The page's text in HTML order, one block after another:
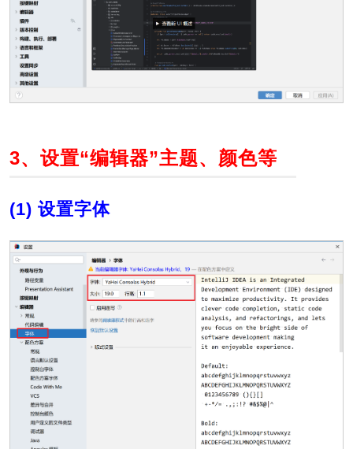
3、设置“编辑器”主题、颜色等
(1) 设置字体